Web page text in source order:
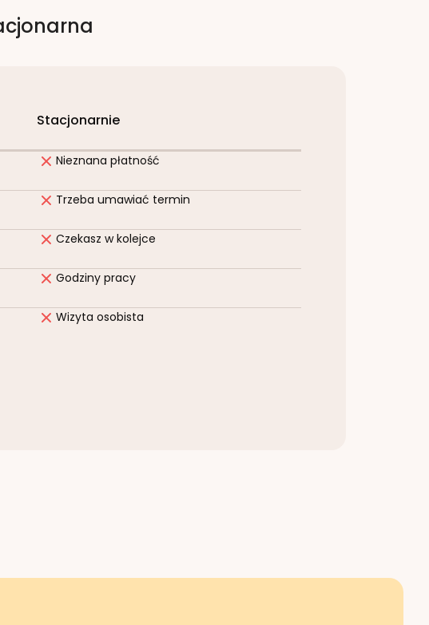
Stacjonarnie
Nieznana płatność
Trzeba umawiać termin
Czekasz w kolejce
Godziny pracy
Wizyta osobista